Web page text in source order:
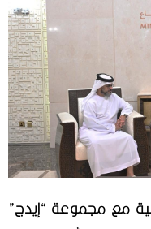
مع مجموعة “إيدج”